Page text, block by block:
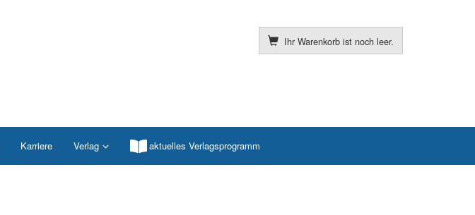
Ihr Warenkorb ist noch leer.
Karriere Verlag aktuelles Verlagsprogramm